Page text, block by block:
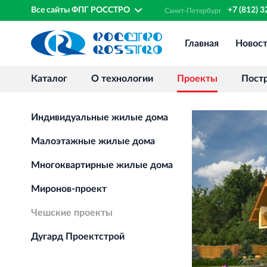
Все сайты ФПГ РОССТРО Санкт‐Петербург +7 (812)
Главная
Каталог О технологии Проекты
Индивидуальные жилые дома
Малоэтажные жилые дома
Многоквартирные жилые дома
Миронов-проект
Чешские проекты
Дугард Проектстрой